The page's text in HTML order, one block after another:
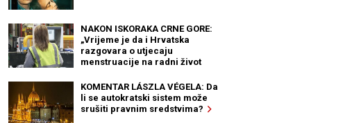
NAKON ISKORAKA CRNE GORE:
„Vrijeme je da i Hrvatska
razgovara o utjecaju
menstruacije na radni život
KOMENTAR LÁSZLA VÉGELA: Da
li se autokratski sistem može
srušiti pravnim sredstvima?